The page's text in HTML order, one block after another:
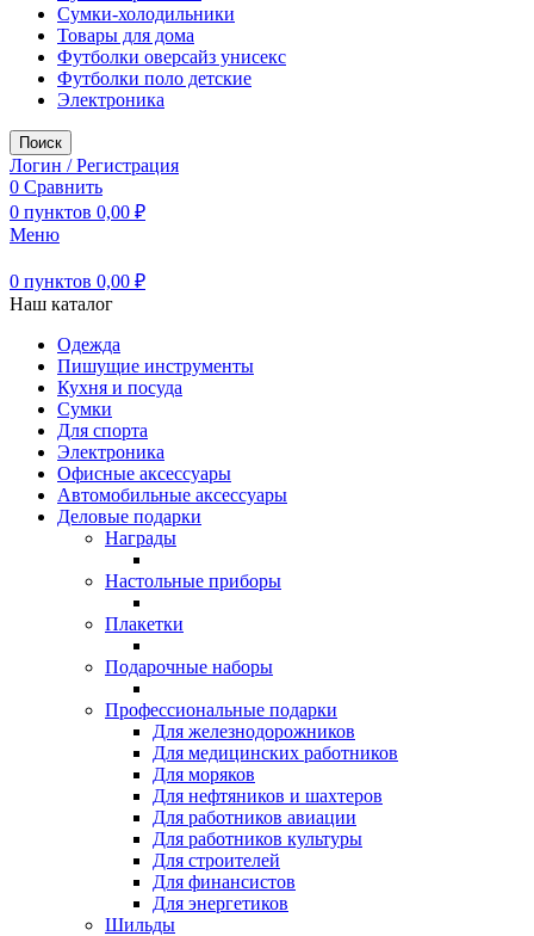
Сумки-холодильники
Товары для дома
Футболки оверсайз унисекс
Футболки поло детские
Электроника
Поиск
Логин / Регистрация
0 Сравнить
0 пунктов 0,00 ₽
Меню
0 пунктов 0,00 ₽
Наш каталог
Одежда
Пишущие инструменты
Кухня и посуда
Сумки
Для спорта
Электроника
Офисные аксессуары
Автомобильные аксессуары
Деловые подарки
Награды
Настольные приборы
Плакетки
Подарочные наборы
Профессиональные подарки
Для железнодорожников
Для медицинских работников
Для моряков
Для нефтяников и шахтеров
Для работников авиации
Для работников культуры
Для строителей
Для финансистов
Для энергетиков
Шильды